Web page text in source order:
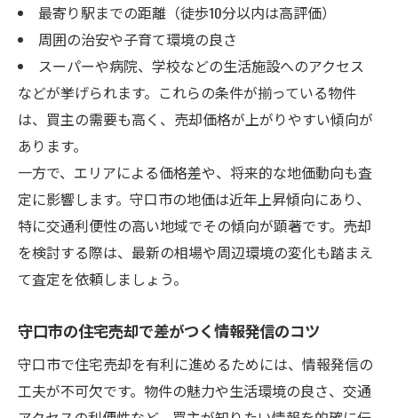
最寄り駅までの距離（徒歩10分以内は高評価）
周囲の治安や子育て環境の良さ
スーパーや病院、学校などの生活施設へのアクセス
などが挙げられます。これらの条件が揃っている物件
は、買主の需要も高く、売却価格が上がりやすい傾向が
あります。
一方で、エリアによる価格差や、将来的な地価動向も査
定に影響します。守口市の地価は近年上昇傾向にあり、
特に交通利便性の高い地域でその傾向が顕著です。売却
を検討する際は、最新の相場や周辺環境の変化も踏まえ
て査定を依頼しましょう。
守口市の住宅売却で差がつく情報発信のコツ
守口市で住宅売却を有利に進めるためには、情報発信の
工夫が不可欠です。物件の魅力や生活環境の良さ、交通